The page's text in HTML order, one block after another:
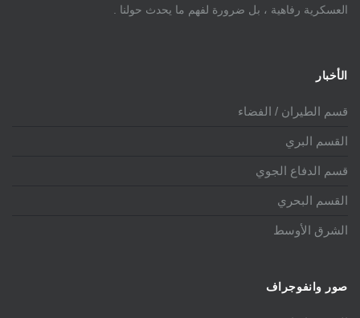
العسكرية رفاهية ، بل ضرورة لفهم ما يحدث حولنا .
الأخبار
قسم الطيران / الفضاء
القسم البري
قسم الدفاع الجوي
القسم البحري
الشرق الأوسط
صور وانفوجراف